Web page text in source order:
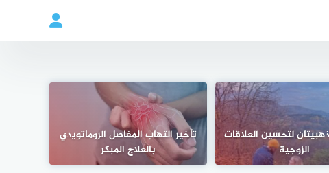
لتحسين العلاقات
الزوجية
تأخير التهاب المفاصل الروماتويدي
بالعلاج المبكر